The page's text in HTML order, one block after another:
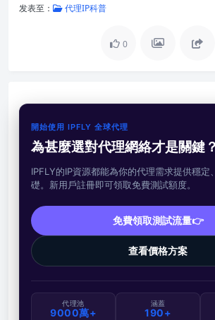
发表至： 代理IP科普
0
開始使用 IPFLY 全球代理
為甚麼選對代理網絡才是關鍵？
IPFLY的IP資源都能為你的代理需求提供穩定
礎。新用戶註冊即可領取免費測試額度。
免費領取測試流量👉
查看價格方案
代理池
9000萬+
涵蓋
190+